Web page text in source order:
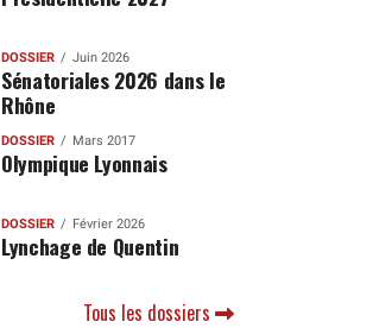
DOSSIER Juin 2026
Sénatoriales 2026 dans le
Rhône
DOSSIER Mars 2017
Olympique Lyonnais
DOSSIER Février 2026
Lynchage de Quentin
Tous les dossiers